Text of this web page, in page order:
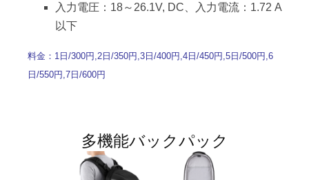
入力電圧：18～26.1V, DC、入力電流：1.72 A
以下
料金：1日/300円,2日/350円,3日/400円,4日/450円,5日/500円,6
日/550円,7日/600円
多機能バックパック